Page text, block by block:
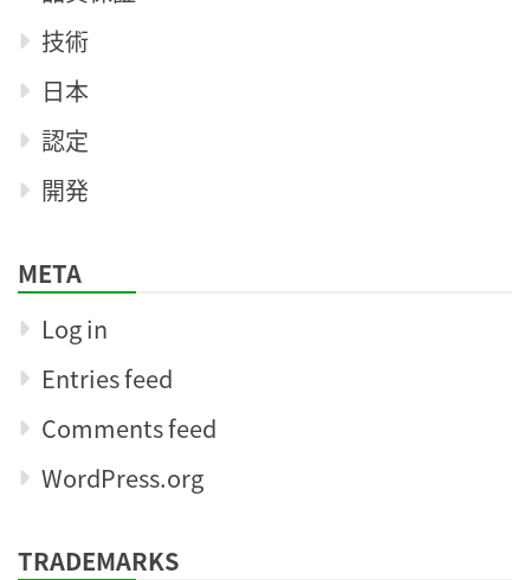
技術
日本
認定
開発
META
Log in
Entries feed
Comments feed
WordPress.org
TRADEMARKS